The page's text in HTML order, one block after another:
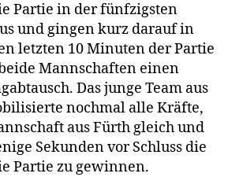
Partie in der fünfzigsten
und gingen kurz darauf in
letzten 10 Minuten der Partie
Mannschaften einen
Das junge Team aus
nochmal alle Kräfte,
aus Fürth gleich und
Sekunden vor Schluss die
Partie zu gewinnen.